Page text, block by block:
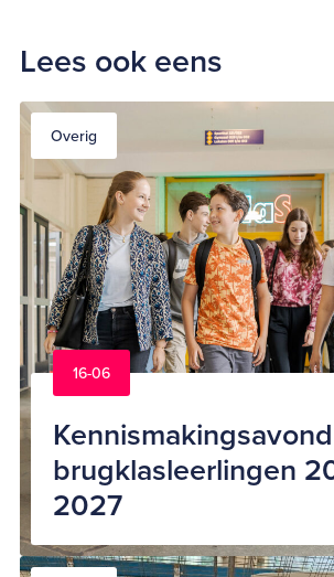
Lees ook eens
Overig
16-06
Kennismakingsavond
brugklasleerlingen
2027